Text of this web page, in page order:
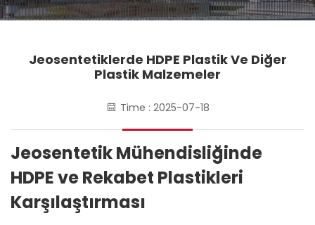
Jeosentetiklerde HDPE Plastik Ve Diğer
Plastik Malzemeler
Time : 2025-07-18
Jeosentetik Mühendisliğinde
HDPE ve Rekabet Plastikleri
Karşılaştırması